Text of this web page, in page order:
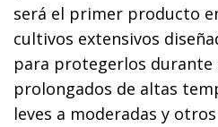
será el primer producto
cultivos extensivos
para protegerlos durante
prolongados de altas
leves a moderadas y